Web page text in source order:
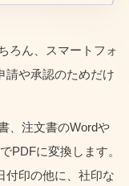
ろん、スマートフォ
請や承認のためだけ
、注文書のWordや
PDFに変換します。
付印の他に、社印な